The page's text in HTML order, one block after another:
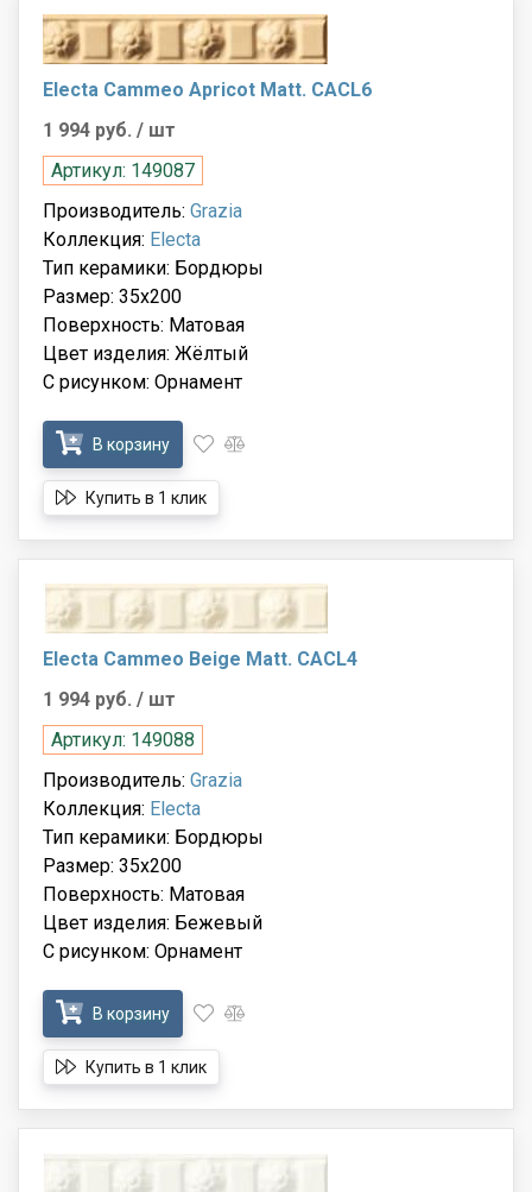
Electa Cammeo Apricot Matt. CACL6
1 994 руб. / шт
Артикул: 149087
Производитель: Grazia
Коллекция: Electa
Тип керамики: Бордюры
Размер: 35x200
Поверхность: Матовая
Цвет изделия: Жёлтый
С рисунком: Орнамент
В корзину
Купить в 1 клик
Electa Cammeo Beige Matt. CACL4
1 994 руб. / шт
Артикул: 149088
Производитель: Grazia
Коллекция: Electa
Тип керамики: Бордюры
Размер: 35x200
Поверхность: Матовая
Цвет изделия: Бежевый
С рисунком: Орнамент
В корзину
Купить в 1 клик